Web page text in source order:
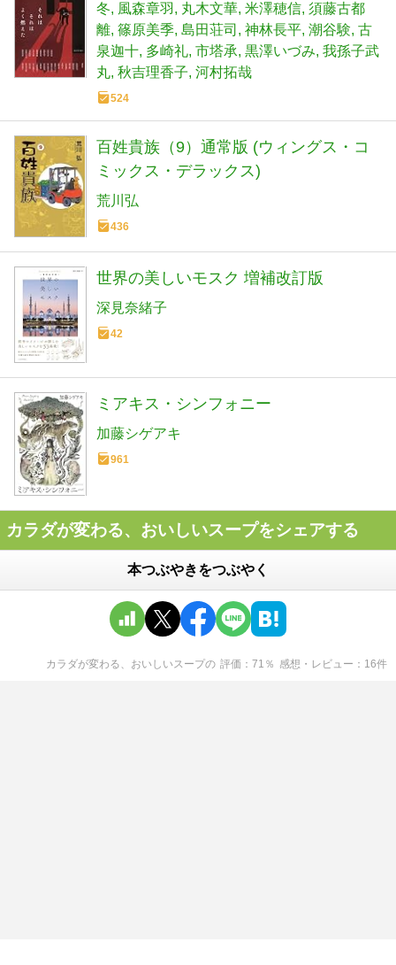
冬
風森章羽 丸木文華 米澤穂信 須藤古都
離 篠原美季 島田荘司 神林長平 潮谷験 古
泉迦十 多崎礼 市塔承 黒澤いづみ 我孫子武
丸 秋吉理香子 河村拓哉
524
百姓貴族（9）通常版 (ウィングス・コ
ミックス・デラックス)
荒川弘
436
世界の美しいモスク 増補改訂版
深見奈緒子
42
ミアキス・シンフォニー
加藤シゲアキ
961
カラダが変わる、おいしいスープをシェアする
本つぶやきをつぶやく
カラダが変わる、おいしいスープの 評価 71 ％ 感想・レビュー 16件